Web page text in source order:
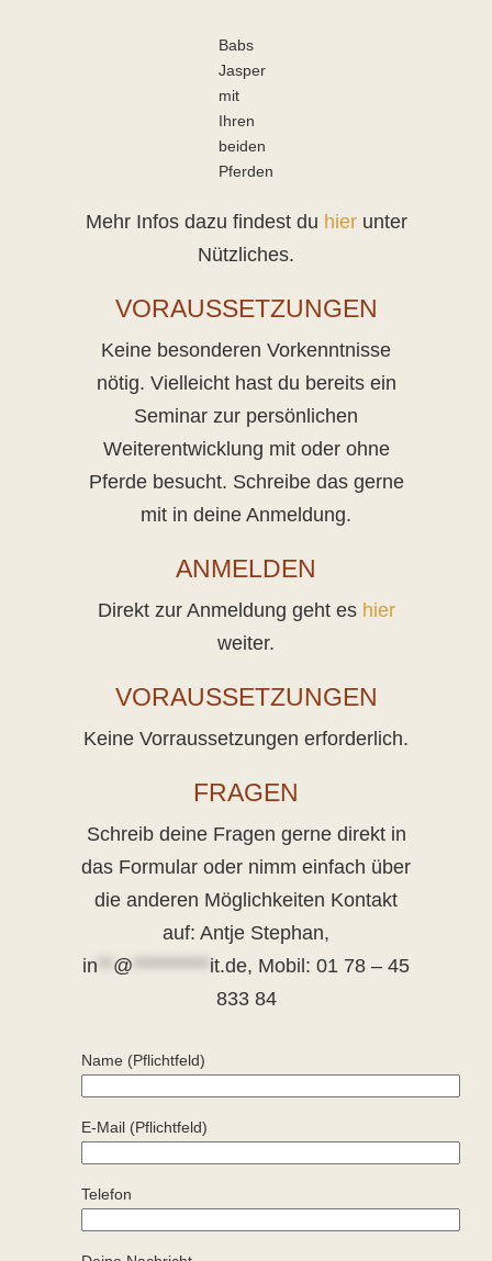
Babs
Jasper
mit
Ihren
beiden
Pferden
Mehr Infos dazu findest du hierunter
Nützliches.
VORAUSSETZUNGEN
Keine besonderen Vorkenntnisse
nötig. Vielleicht hast du bereits ein
Seminar zur persönlichen
Weiterentwicklung mit oder ohne
Pferde besucht. Schreibe das gerne
mit in deine Anmeldung.
ANMELDEN
Direkt zur Anmeldung geht es hier
weiter.
VORAUSSETZUNGEN
Keine Vorraussetzungen erforderlich.
FRAGEN
Schreib deine Fragen gerne direkt in
das Formular oder nimm einfach über
die anderen Möglichkeiten Kontakt
auf: Antje Stephan,
in
@ ********** it.de, Mobil: 01 78 – 45
833 84
Name (Pflichtfeld)
E-Mail (Pflichtfeld)
Telefon